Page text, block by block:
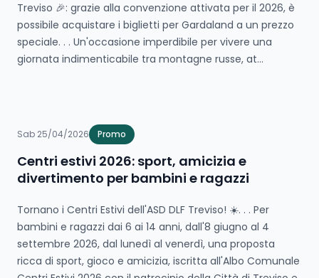
Treviso 🎉: grazie alla convenzione attivata per il 2026, è
possibile acquistare i biglietti per Gardaland a un prezzo
speciale. . . Un'occasione imperdibile per vivere una
giornata indimenticabile tra montagne russe, at...
Sab 25/04/2026 Promo
Centri estivi 2026: sport, amicizia e
divertimento per bambini e ragazzi
Tornano i Centri Estivi dell'ASD DLF Treviso! ☀️. . . Per
bambini e ragazzi dai 6 ai 14 anni, dall'8 giugno al 4
settembre 2026, dal lunedì al venerdì, una proposta
ricca di sport, gioco e amicizia, iscritta all'Albo Comunale